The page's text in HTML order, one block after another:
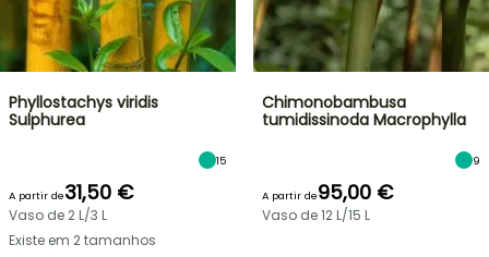
Phyllostachys viridis
Sulphurea
15
A partir de31,50 €
Vaso de 2 L/3 L
Existe em 2 tamanhos
Chimonobambusa
tumidissinoda Macrophylla
9
A partir de95,00 €
Vaso de 12 L/15 L